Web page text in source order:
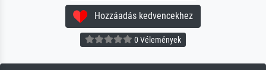
Hozzáadás kedvencekhez
0 Vélemények